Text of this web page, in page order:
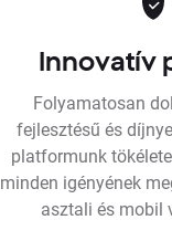
Innovatív
Folyamatosan
fejlesztésű és
platformunk
minden igényének
asztali és mobil